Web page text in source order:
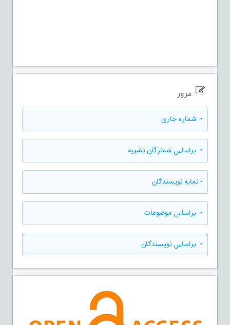
مرور
• شماره جاری
• براساس شمارگان نشریه
•نمایه نویسندگان
• براساس موضوعات
• براساس نویسندگان